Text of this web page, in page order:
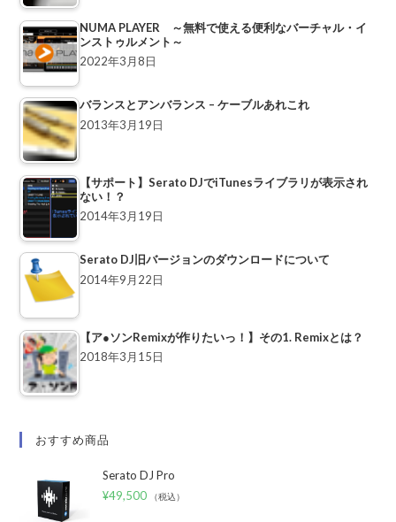
NUMA PLAYER ～無料で使える便利なバーチャル・イ
ンストゥルメント～
2022年3月8日
バランスとアンバランス – ケーブルあれこれ
2013年3月19日
【サポート】Serato DJでiTunesライブラリが表示され
ない！？
2014年3月19日
Serato DJ旧バージョンのダウンロードについて
2014年9月22日
【ア●ソンRemixが作りたいっ！】その1. Remixとは？
2018年3月15日
おすすめ商品
Serato DJ Pro
¥49,500 （税込）